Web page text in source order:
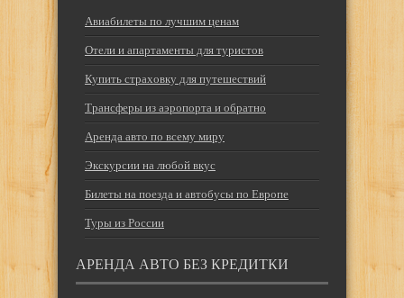
Авиабилеты по лучшим ценам
Отели и апартаменты для туристов
Купить страховку для путешествий
Трансферы из аэропорта и обратно
Аренда авто по всему миру
Экскурсии на любой вкус
Билеты на поезда и автобусы по Европе
Туры из России
АРЕНДА АВТО БЕЗ КРЕДИТКИ